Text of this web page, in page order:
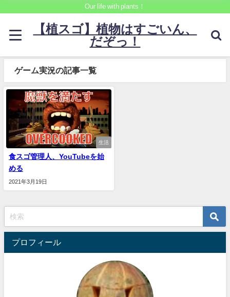
Our life with plants！
【植スゴ】植物はすごいん、
だぞっ！
ゲーム実況の記事一覧
生活
食スゴ管理人、YouTubeを始
める
2021年3月19日
プロフィール